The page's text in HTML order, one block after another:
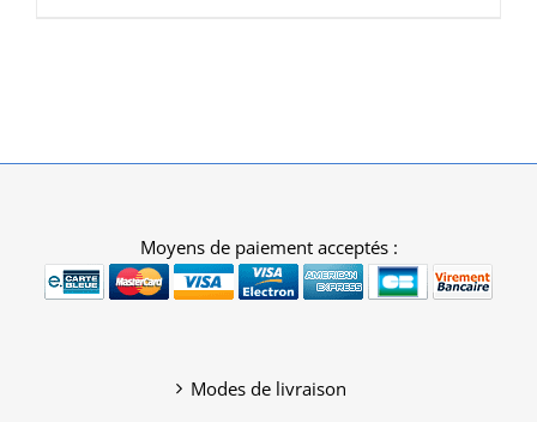
Moyens de paiement acceptés :
Modes de livraison